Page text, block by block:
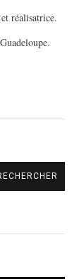
réalisatrice.